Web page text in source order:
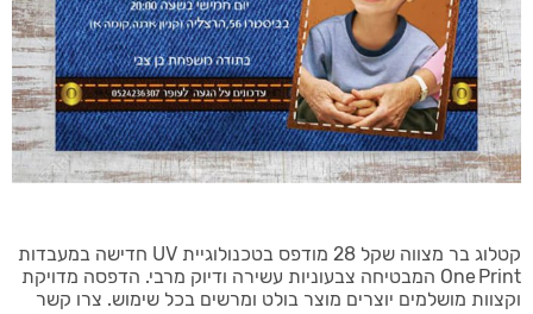
קטלוג בר מצווה שקל 28 מודפס בטכנולוגיית UV חדישה במעבדות
One Print המבטיחה צבעוניות עשירה ודיוק מרבי. הדפסה מדויקת
וקצוות מושלמים יוצרים מוצר בולט ומרשים בכל שימוש. צרו קשר